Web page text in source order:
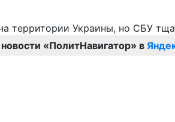
«ПолитНавигатор» в